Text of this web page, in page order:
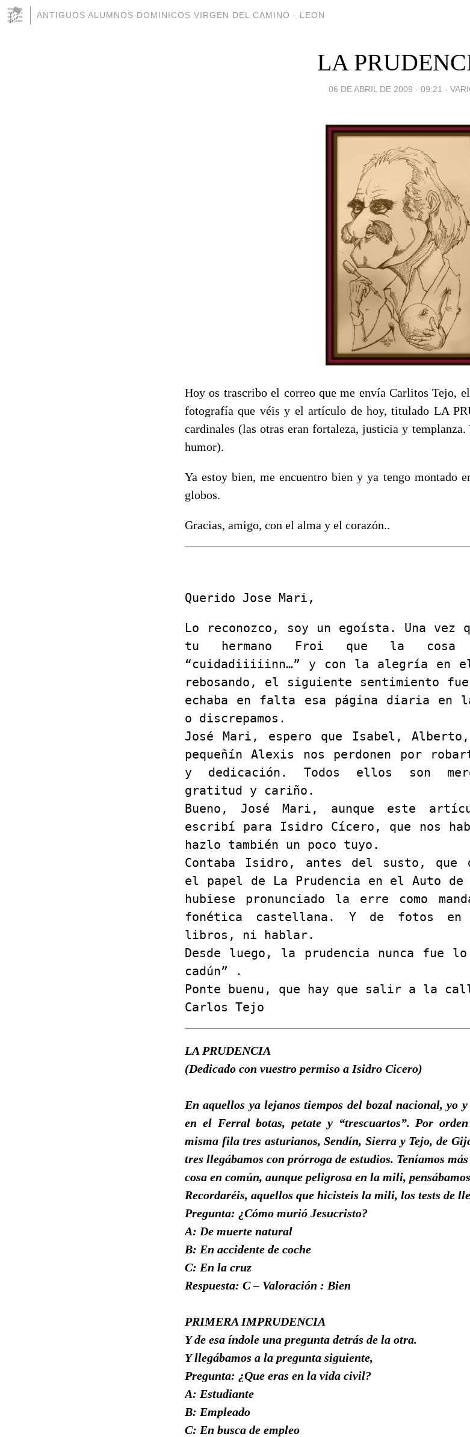
ANTIGUOS ALUMNOS DOMINICOS VIRGEN DEL CAMINO - LEON
LA
06 DE ABRIL DE 2009 - 09:21 -
Hoy os trascribo el correo que me envía Carlitos Tejo,
fotografía que véis y el artículo de hoy, titulado LA
cardinales (las otras eran fortaleza, justicia y
humor).
Ya estoy bien, me encuentro bien y ya tengo montado
globos.
Gracias, amigo, con el alma y el corazón..
Querido Jose Mari,
Lo reconozco, soy un egoísta. Una vez
tu hermano Froi que la cosa
“cuidadiiiiinn…” y con la alegría en
rebosando, el siguiente sentimiento
echaba en falta esa página diaria en la
o discrepamos.
José Mari, espero que Isabel,
pequeñín Alexis nos perdonen por
y dedicación. Todos ellos son
gratitud y cariño.
Bueno, José Mari, aunque este
escribí para Isidro Cícero, que nos
hazlo también un poco tuyo.
Contaba Isidro, antes del susto, que
el papel de La Prudencia en el Auto de
hubiese pronunciado la erre como
fonética castellana. Y de fotos en
libros, ni hablar.
Desde luego, la prudencia nunca fue
cadún” .
Ponte buenu, que hay que salir a la
Carlos Tejo
LA PRUDENCIA
(Dedicado con vuestro permiso a Isidro Cicero)
En aquellos ya lejanos tiempos del bozal nacional, yo
en el Ferral botas, petate y “trescuartos”. Por
misma fila tres asturianos, Sendín, Sierra y Tejo, de
tres llegábamos con prórroga de estudios. Teníamos
cosa en común, aunque peligrosa en la mili,
Recordaréis, aquellos que hicisteis la mili, los tests de
Pregunta: ¿Cómo murió Jesucristo?
A: De muerte natural
B: En accidente de coche
C: En la cruz
Respuesta: C – Valoración : Bien
PRIMERA IMPRUDENCIA
Y de esa índole una pregunta detrás de la otra.
Y llegábamos a la pregunta siguiente,
Pregunta: ¿Que eras en la vida civil?
A: Estudiante
B: Empleado
C: En busca de empleo